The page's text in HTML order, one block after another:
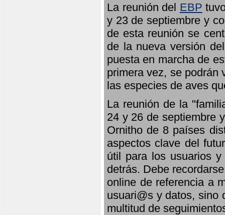
La reunión del EBP
y 23 de septiembre y
de esta reunión se
de la nueva versión
puesta en marcha de
primera vez, se podrán
las especies de aves
La reunión de la
24 y 26 de septiembre
Ornitho de 8 países
aspectos clave del
útil para los usuarios
detrás. Debe
online de referencia a
usuari@s y datos, sino
multitud de